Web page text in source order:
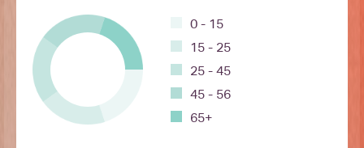
0 - 15
15 - 25
25 - 45
45 - 56
65+